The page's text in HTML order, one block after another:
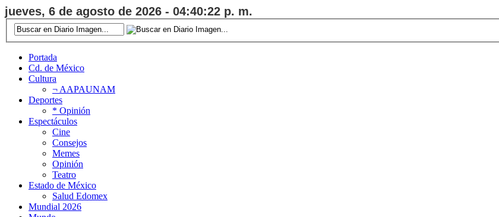
jueves, 6 de agosto de 2026 - 04:40:23 p. m.
Portada
Cd. de México
Cultura
¬ AAPAUNAM
Deportes
* Opinión
Espectáculos
Cine
Consejos
Memes
Opinión
Teatro
Estado de México
Salud Edomex
Mundial 2026